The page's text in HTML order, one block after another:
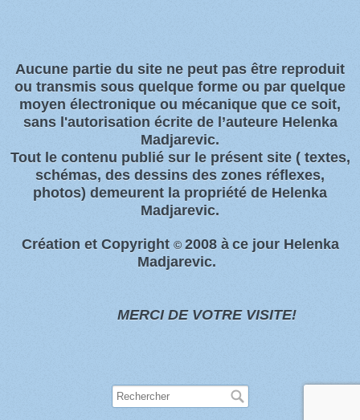
Aucune partie du site ne peut pas être reproduit
ou transmis sous quelque forme ou par quelque
moyen électronique ou mécanique que ce soit,
sans l'autorisation écrite de l’auteure Helenka
Madjarevic.
Tout l e contenu publié sur le présent site( textes,
schémas, des dessins des zones réflexes,
photos) demeurent la propriété de Helenka
Madjarevic.
Création et Copyright © 2008 à ce jour Helenka
Madjarevic.
MERCI DE VOTRE VISITE!